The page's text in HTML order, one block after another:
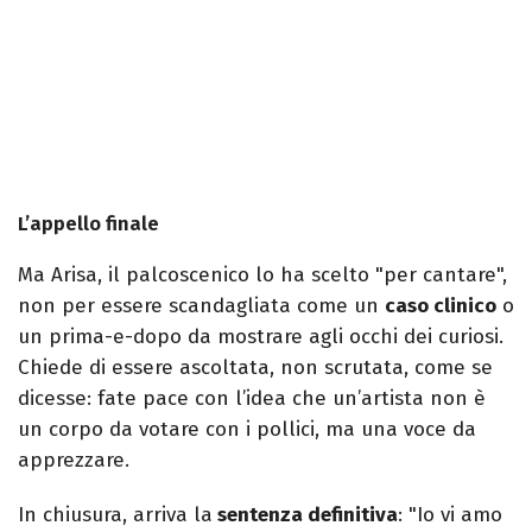
L’appello finale
Ma Arisa, il palcoscenico lo ha scelto "per cantare",
non per essere scandagliata come un caso clinico o
un prima-e-dopo da mostrare agli occhi dei curiosi.
Chiede di essere ascoltata, non scrutata, come se
dicesse: fate pace con l’idea che un’artista non è
un corpo da votare con i pollici, ma una voce da
apprezzare.
In chiusura, arriva la sentenza definitiva: "Io vi amo